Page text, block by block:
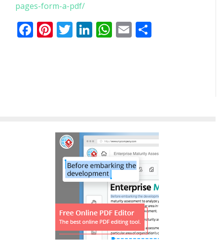
pages-form-a-pdf/
Facebook
Pinterest
Twitter
LinkedIn
WhatsApp
Email